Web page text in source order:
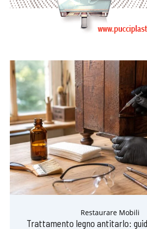
Restaurare Mobili
Trattamento legno antitarlo: